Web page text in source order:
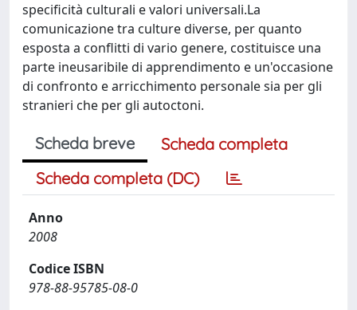
specificità culturali e valori universali.La
comunicazione tra culture diverse, per quanto
esposta a conflitti di vario genere, costituisce una
parte ineusaribile di apprendimento e un'occasione
di confronto e arricchimento personale sia per gli
stranieri che per gli autoctoni.
Scheda breve
Scheda completa
Scheda completa (DC)
Anno
2008
Codice ISBN
978-88-95785-08-0